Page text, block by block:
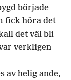
började
fick höra det
det väl bli
verkligen
av helig ande,